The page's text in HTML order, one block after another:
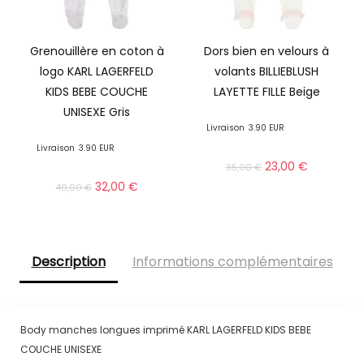
Grenouillère en coton à
logo KARL LAGERFELD
KIDS BEBE COUCHE
UNISEXE Gris
Livraison 3.90 EUR
49,00€ 32,00€
Dors bien en velours à
volants BILLIEBLUSH
LAYETTE FILLE Beige
Livraison 3.90 EUR
35,00€ 23,00 €
Description Informations complémentaires
Body manches longues imprimé KARL LAGERFELD KIDS BEBE
COUCHE UNISEXE